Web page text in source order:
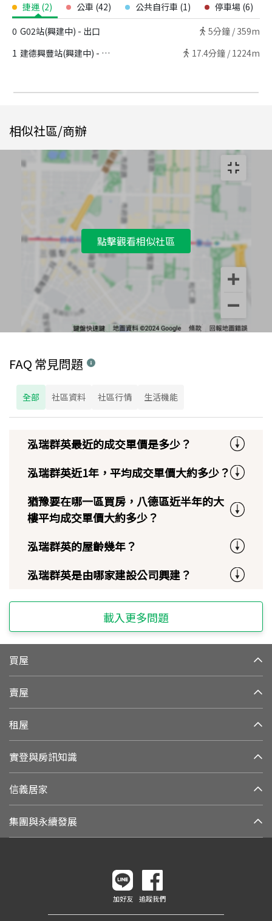
捷運 (2) 公車 (42) 公共自行車 (1) 停車場 (6)
0 G02站(興建中) - 出口 5分鐘 / 359m
1 建德興豐站(興建中) - 出口 17.4分鐘 / 1224m
相似社區/商辦
點擊觀看相似社區
FAQ 常見問題
全部 社區資料 社區行情 生活機能
泓瑞群英最近的成交單價是多少？
泓瑞群英近1年，平均成交單價大約多少？
猶豫要在哪一區買房，八德區近半年的大
樓平均成交單價大約多少？
泓瑞群英的屋齡幾年？
泓瑞群英是由哪家建設公司興建？
載入更多問題
買屋
賣屋
租屋
實登與房訊知識
信義居家
集團與永續發展
加好友 追蹤我們